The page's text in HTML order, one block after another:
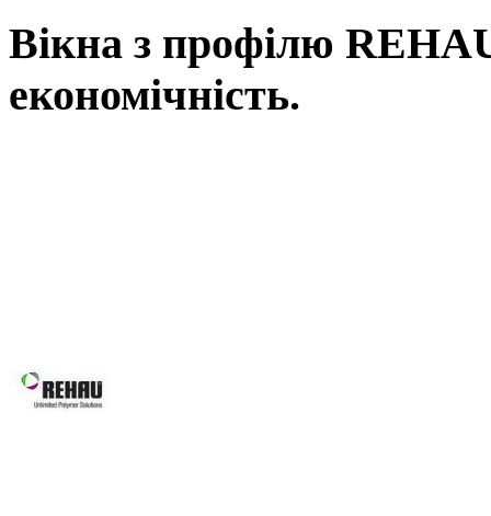
Вікна з профілю
економічність.